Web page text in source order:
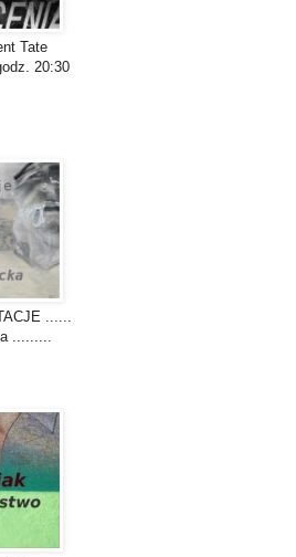
Tate
20:30
......
.........